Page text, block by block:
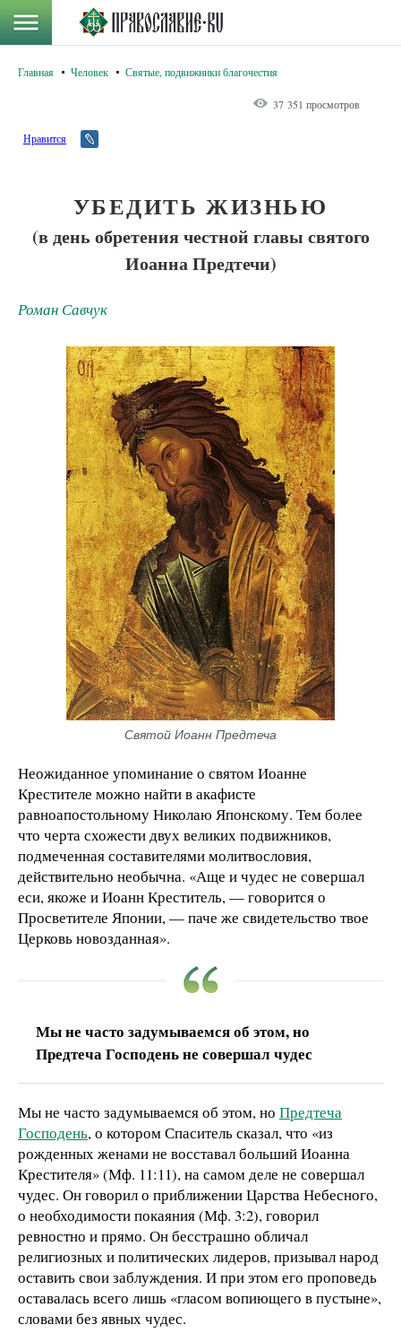
Главная Человек Святые, подвижники благочестия
37 351 просмотров
Нравится
УБЕДИТЬ ЖИЗНЬЮ
(в день обретения честной главы святого
Иоанна Предтечи)
Роман Савчук
Святой Иоанн Предтеча
Неожиданное упоминание о святом Иоанне
Крестителе можно найти в акафисте
равноапостольному Николаю Японскому. Тем более
что черта схожести двух великих подвижников,
подмеченная составителями молитвословия,
действительно необычна. «Аще и чудес не совершал
еси, якоже и Иоанн Креститель, — говорится о
Просветителе Японии, — паче же свидетельство твое
Церковь новозданная».
Мы не часто задумываемся об этом, но
Предтеча Господень не совершал чудес
Мы не часто задумываемся об этом, но Предтеча
Господень, о котором Спаситель сказал, что «из
рожденных женами не восставал больший Иоанна
Крестителя» (Мф. 11:11), на самом деле не совершал
чудес. Он говорил о приближении Царства Небесного,
о необходимости покаяния (Мф. 3:2), говорил
ревностно и прямо. Он бесстрашно обличал
религиозных и политических лидеров, призывал народ
оставить свои заблуждения. И при этом его проповедь
оставалась всего лишь «гласом вопиющего в пустыне»,
словами без явных чудес.